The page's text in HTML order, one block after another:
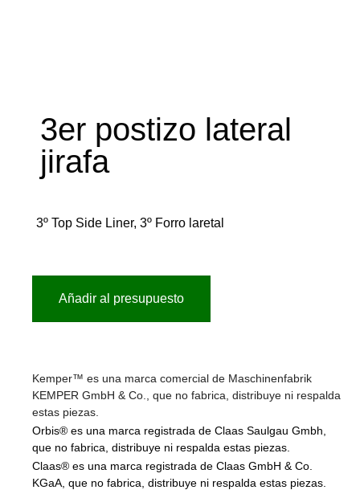
3er postizo lateral
jirafa
3º Top Side Liner, 3º Forro laretal
Añadir al presupuesto
Kemper™ es una marca comercial de Maschinenfabrik
KEMPER GmbH & Co., que no fabrica, distribuye ni respalda
estas piezas.
Orbis® es una marca registrada de Claas Saulgau Gmbh,
que no fabrica, distribuye ni respalda estas piezas.
Claas® es una marca registrada de Claas GmbH & Co.
KGaA, que no fabrica, distribuye ni respalda estas piezas.